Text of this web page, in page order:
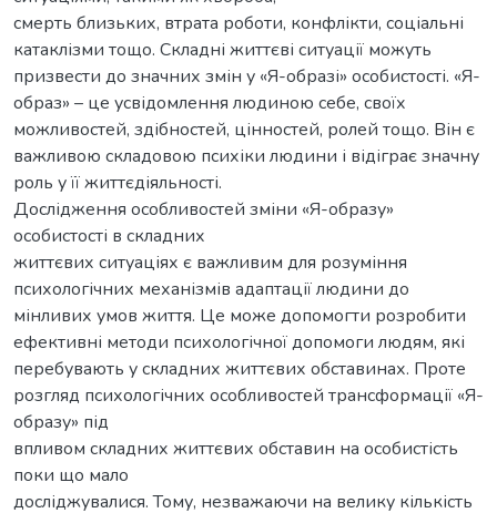
смерть близьких, втрата роботи, конфлікти, соціальні
катаклізми тощо. Складні життєві ситуації можуть
призвести до значних змін у «Я-образі» особистості. «Я-
образ» – це усвідомлення людиною себе, своїх
можливостей, здібностей, цінностей, ролей тощо. Він є
важливою складовою психіки людини і відіграє значну
роль у її життєдіяльності.
Дослідження особливостей зміни «Я-образу»
особистості в складних
життєвих ситуаціях є важливим для розуміння
психологічних механізмів адаптації людини до
мінливих умов життя. Це може допомогти розробити
ефективні методи психологічної допомоги людям, які
перебувають у складних життєвих обставинах. Проте
розгляд психологічних особливостей трансформації «Я-
образу» під
впливом складних життєвих обставин на особистість
поки що мало
досліджувалися. Тому, незважаючи на велику кількість